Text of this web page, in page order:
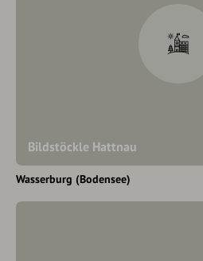
Bildstöckle Hattnau
Wasserburg (Bodensee)